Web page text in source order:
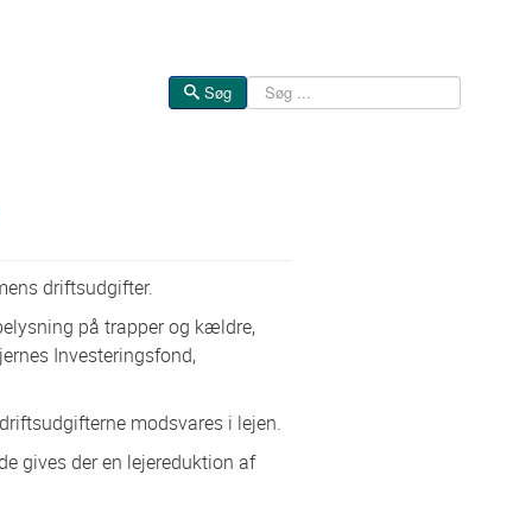
Søg Søg
driftsudgifter.
på trapper og kældre,
Investeringsfond,
modsvares i lejen.
gives der en lejereduktion af